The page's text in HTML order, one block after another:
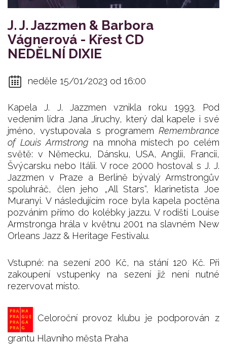
J. J. Jazzmen & Barbora
Vágnerová - Křest CD
NEDĚLNÍ DIXIE
neděle 15/01/2023 od 16:00
Kapela J. J. Jazzmen vznikla roku 1993. Pod
vedením lídra Jana Jiruchy, který dal kapele i své
jméno, vystupovala s programem Remembrance
of Louis Armstrong na mnoha místech po celém
světě: v Německu, Dánsku, USA, Anglii, Francii,
Švýcarsku nebo Itálii. V roce 2000 hostoval s J. J.
Jazzmen v Praze a Berlíně bývalý Armstrongův
spoluhráč, člen jeho „All Stars“, klarinetista Joe
Muranyi. V následujícím roce byla kapela poctěna
pozváním přímo do kolébky jazzu. V rodišti Louise
Armstronga hrála v květnu 2001 na slavném New
Orleans Jazz & Heritage Festivalu.
Vstupné: na sezení 200 Kč, na stání 120 Kč. Při
zakoupení vstupenky na sezení již není nutné
rezervovat místo.
Celoroční provoz klubu je podporován z
grantu Hlavního města Praha